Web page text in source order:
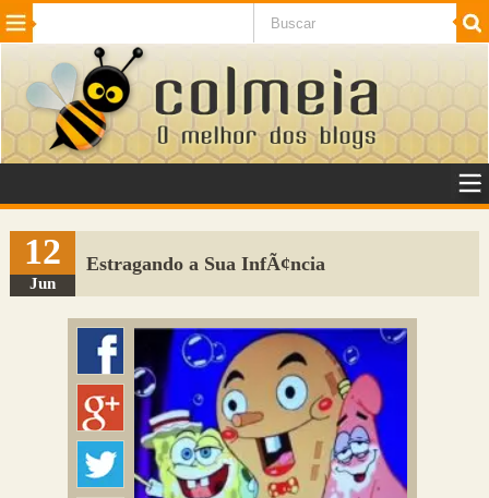
Beleza Cinema e TV
Internet Jogos NotÃ­cias SaÃºde
VeÃ­culos Adulto
Sugerir Link
Adicionar Blog
Colmeia Exchange
Perguntas Frequentes
12
Jun
Estragando a Sua InfÃ¢ncia